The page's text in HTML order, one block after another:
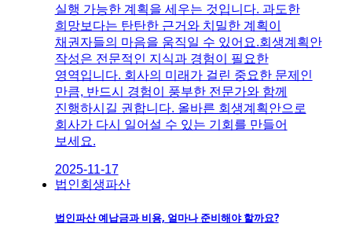
실행 가능한 계획을 세우는 것입니다. 과도한
희망보다는 탄탄한 근거와 치밀한 계획이
채권자들의 마음을 움직일 수 있어요.​회생계획안
작성은 전문적인 지식과 경험이 필요한
영역입니다. 회사의 미래가 걸린 중요한 문제인
만큼, 반드시 경험이 풍부한 전문가와 함께
진행하시길 권합니다. 올바른 회생계획안으로
회사가 다시 일어설 수 있는 기회를 만들어
보세요.
2025-11-17
법인회생파산
법인파산 예납금과 비용, 얼마나 준비해야 할까요?